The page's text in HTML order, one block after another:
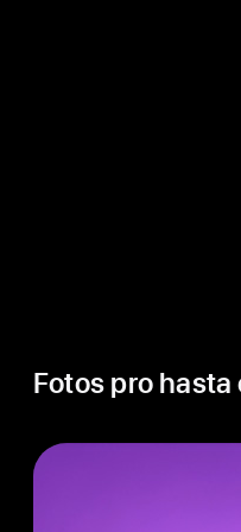
Fotos pro hasta